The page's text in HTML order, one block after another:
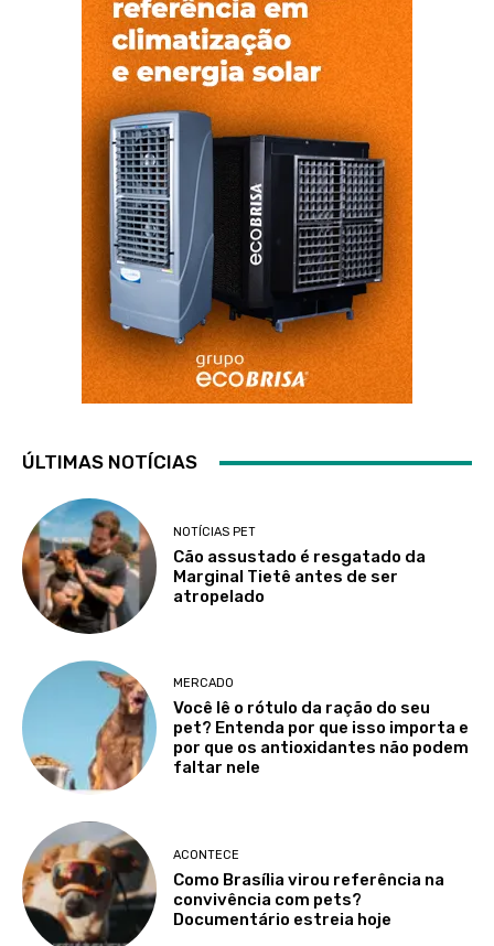
ÚLTIMAS NOTÍCIAS
NOTÍCIAS PET
Cão assustado é resgatado da
Marginal Tietê antes de ser
atropelado
MERCADO
Você lê o rótulo da ração do seu
pet? Entenda por que isso importa e
por que os antioxidantes não podem
faltar nele
ACONTECE
Como Brasília virou referência na
convivência com pets?
Documentário estreia hoje